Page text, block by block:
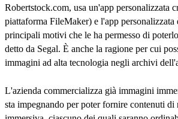
Robertstock.com, usa un'app personalizzata
piattaforma FileMaker) e l'app personalizzata
principali motivi che le ha permesso di
detto da Segal. È anche la ragione per cui
immagini ad alta tecnologia negli archivi
L'azienda commercializza già immagini
sta impegnando per poter fornire contenuti di